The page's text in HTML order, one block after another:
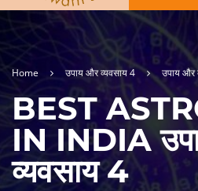
Home उपाय और व्यवसाय 4 उपाय और
BEST
IN INDIA
व्यवसाय 4